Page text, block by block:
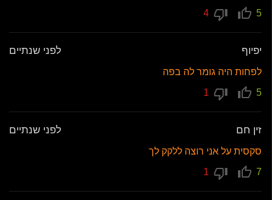
5
יפיוף לפני שנתיים
לפחות היה גומר לה בפה
5
זין חם לפני שנתיים
סקסית על אני רוצה ללקק לך
7